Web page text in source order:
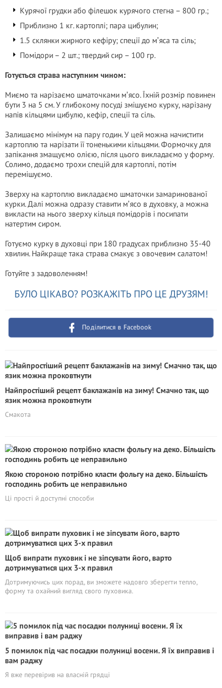
Курячої грудки або філешок курячого стегна – 800 гр.;
Приблизно 1 кг. картоплі; пара цибулин;
1.5 склянки жирного кефіру; спеції до мʼяса та сіль;
Помідори – 2 шт.; твердий сир – 100 гр.
Готується страва наступним чином:
Миємо та нарізаємо шматочками мʼясо. Їхній розмір повинен
бути 3 на 5 см. У глибокому посуді змішуємо курку, нарізану
напів кільцями цибулю, кефір, спеції та сіль.
Залишаємо мінімум на пару годин. У цей можна начистити
картоплю та нарізати її тоненькими кільцями. Формочку для
запікання змащуємо олією, після цього викладаємо у форму.
Солимо, додаємо трохи спецій для картоплі, потім
перемішуємо.
Зверху на картоплю викладаємо шматочки замаринованої
курки. Далі можна одразу ставити мʼясо в духовку, а можна
викласти на нього зверху кільця помідорів і посипати
натертим сиром.
Готуємо курку в духовці при 180 градусах приблизно 35-40
хвилин. Найкраще така страва смакує з овочевим салатом!
Готуйте з задоволенням!
БУЛО ЦІКАВО? РОЗКАЖІТЬ ПРО ЦЕ ДРУЗЯМ!
Поділитися в Facebook
Найпростіший рецепт баклажанів на зиму! Смачно так, що
язик можна проковтнути
Смакота
Якою стороною потрібно класти фольгу на деко. Більшість
господинь робить це неправильно
Ці прості й доступні способи
Щоб випрати пуховик і не зіпсувати його, варто
дотримуватися цих 3-х правил
Дотримуючись цих порад, ви зможете надовго зберегти тепло,
форму та охайний вигляд свого пуховика.
5 помилок під час посадки полуниці восени. Я їх виправив і
вам раджу
Я вже перевірив на власній грядці